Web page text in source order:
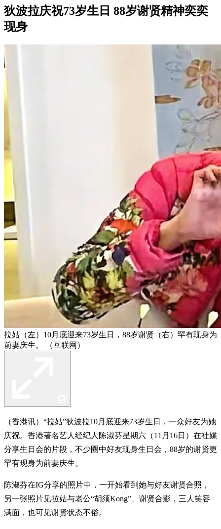
狄波拉庆祝73岁生日 88岁谢贤精神奕奕
现身
拉姑（左）10月底迎来73岁生日，88岁谢贤（右）罕有现身为
前妻庆生。 （互联网）
（香港讯）“拉姑”狄波拉10月底迎来73岁生日，一众好友为她
庆祝。香港著名艺人经纪人陈淑芬星期六（11月16日）在社媒
分享生日会的片段，不少圈中好友现身生日会，88岁的谢贤更
罕有现身为前妻庆生。
陈淑芬在IG分享的照片中，一开始看到她与好友谢贤合照，
另一张照片见拉姑与老公“胡须Kong”、谢贤合影，三人笑容
满面，也可见谢贤状态不俗。